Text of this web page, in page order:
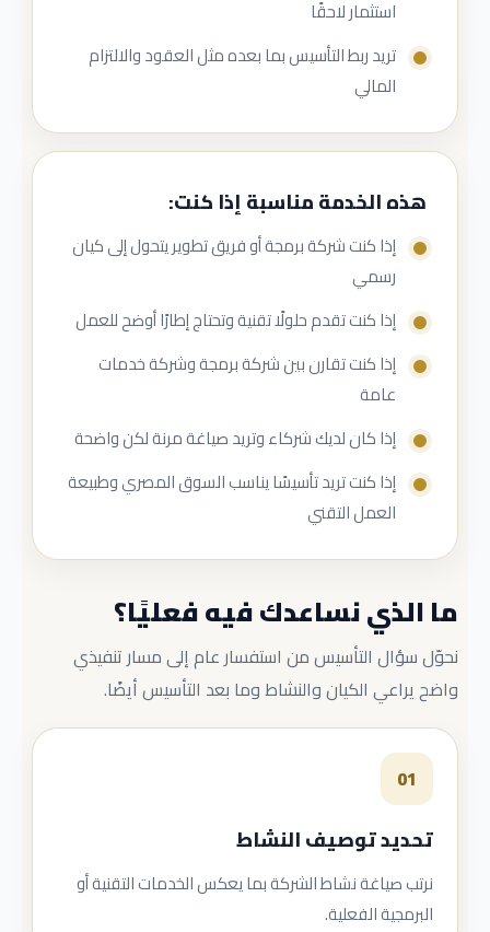
استثمار لاحقًا
تريد ربط التأسيس بما بعده مثل العقود والالتزام
المالي
هذه الخدمة مناسبة إذا كنت:
إذا كنت شركة برمجة أو فريق تطوير يتحول إلى كيان
رسمي
إذا كنت تقدم حلولًا تقنية وتحتاج إطارًا أوضح للعمل
إذا كنت تقارن بين شركة برمجة وشركة خدمات
عامة
إذا كان لديك شركاء وتريد صياغة مرنة لكن واضحة
إذا كنت تريد تأسيسًا يناسب السوق المصري وطبيعة
العمل التقني
ما الذي نساعدك فيه فعليًا؟
نحوّل سؤال التأسيس من استفسار عام إلى مسار تنفيذي
واضح يراعي الكيان والنشاط وما بعد التأسيس أيضًا.
01
تحديد توصيف النشاط
نرتب صياغة نشاط الشركة بما يعكس الخدمات التقنية أو
البرمجية الفعلية.